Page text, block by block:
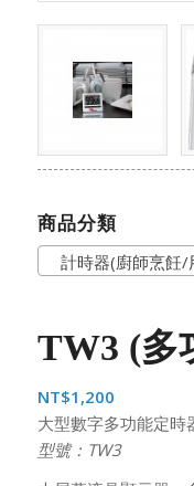
商品分類
計時器(廚師烹飪/
TW3 (多
NT$1,200
大型數字多功能定時
型號：TW3